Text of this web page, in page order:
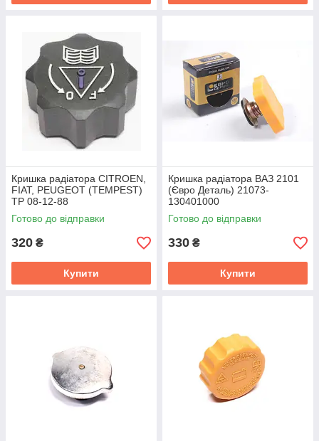
Кришка радіатора CITROEN,
FIAT, PEUGEOT (TEMPEST)
TP 08-12-88
Готово до відправки
320 ₴
Купити
Кришка радiатора ВАЗ 2101
(Євро Деталь) 21073-
130401000
Готово до відправки
330 ₴
Купити